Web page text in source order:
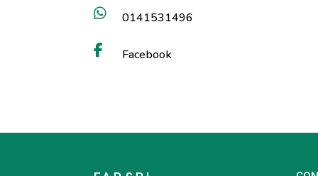
0141531496
Facebook